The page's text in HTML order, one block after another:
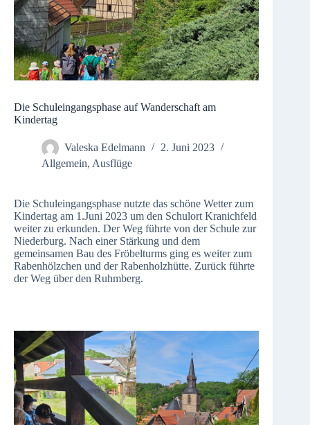
Die Schuleingangsphase auf Wanderschaft am
Kindertag
Valeska Edelmann
2. Juni 2023
Allgemein, Ausflüge
Die Schuleingangsphase nutzte das schöne Wetter zum
Kindertag am 1.Juni 2023 um den Schulort Kranichfeld
weiter zu erkunden. Der Weg führte von der Schule zur
Niederburg. Nach einer Stärkung und dem
gemeinsamen Bau des Fröbelturms ging es weiter zum
Rabenhölzchen und der Rabenholzhütte. Zurück führte
der Weg über den Ruhmberg.